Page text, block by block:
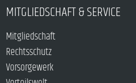
MITGLIEDSCHAFT & SERVICE
Mitgliedschaft
Rechtsschutz
Vorsorgewerk